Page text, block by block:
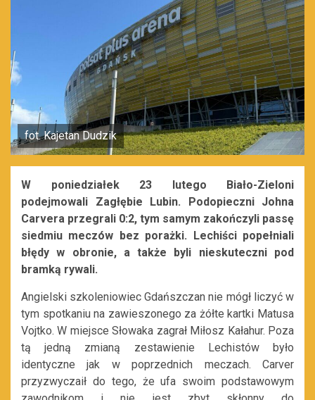
fot. Kajetan Dudzik
W poniedziałek 23 lutego Biało-Zieloni
podejmowali Zagłębie Lubin. Podopieczni Johna
Carvera przegrali 0:2, tym samym zakończyli passę
siedmiu meczów bez porażki. Lechiści popełniali
błędy w obronie, a także byli nieskuteczni pod
bramką rywali.
Angielski szkoleniowiec Gdańszczan nie mógł liczyć w
tym spotkaniu na zawieszonego za żółte kartki Matusa
Vojtko. W miejsce Słowaka zagrał Miłosz Kałahur. Poza
tą jedną zmianą zestawienie Lechistów było
identyczne jak w poprzednich meczach. Carver
przyzwyczaił do tego, że ufa swoim podstawowym